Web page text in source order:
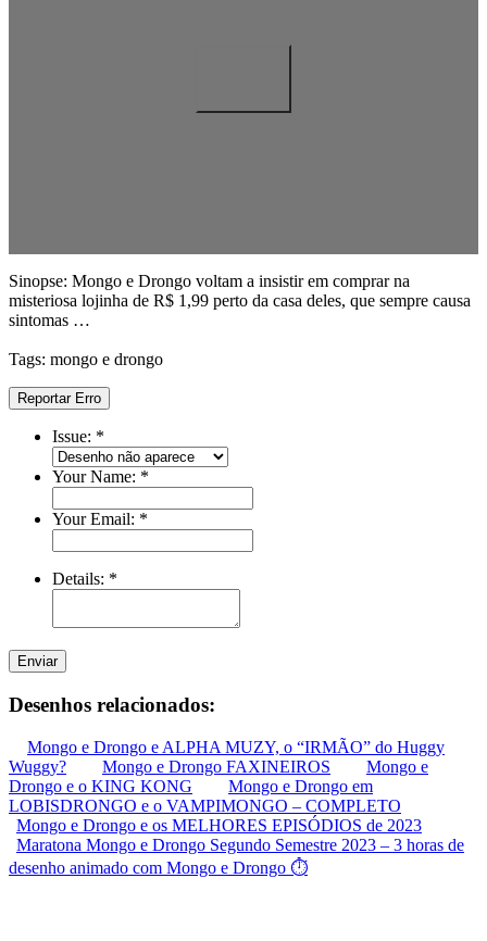
Sinopse: Mongo e Drongo voltam a insistir em comprar na
misteriosa lojinha de R$ 1,99 perto da casa deles, que sempre causa
sintomas …
Tags: mongo e drongo
Reportar Erro
Issue: *
Your Name: *
Your Email: *
Details: *
Enviar
Desenhos relacionados:
Mongo e Drongo e ALPHA MUZY, o “IRMÃO” do Huggy
Wuggy?
Mongo e Drongo FAXINEIROS
Mongo e
Drongo e o KING KONG
Mongo e Drongo em
LOBISDRONGO e o VAMPIMONGO – COMPLETO
Mongo e Drongo e os MELHORES EPISÓDIOS de 2023
Maratona Mongo e Drongo Segundo Semestre 2023 – 3 horas de
desenho animado com Mongo e Drongo ⏱